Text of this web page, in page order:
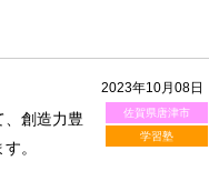
2023年10月08日
佐賀県唐津市
学習塾
、創造力豊
。